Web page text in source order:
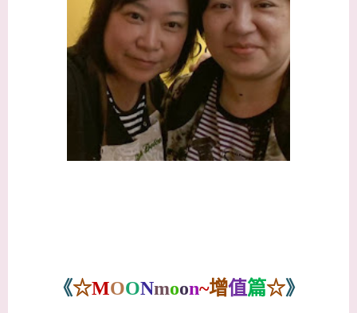
《☆MOONmoon~增值篇☆》